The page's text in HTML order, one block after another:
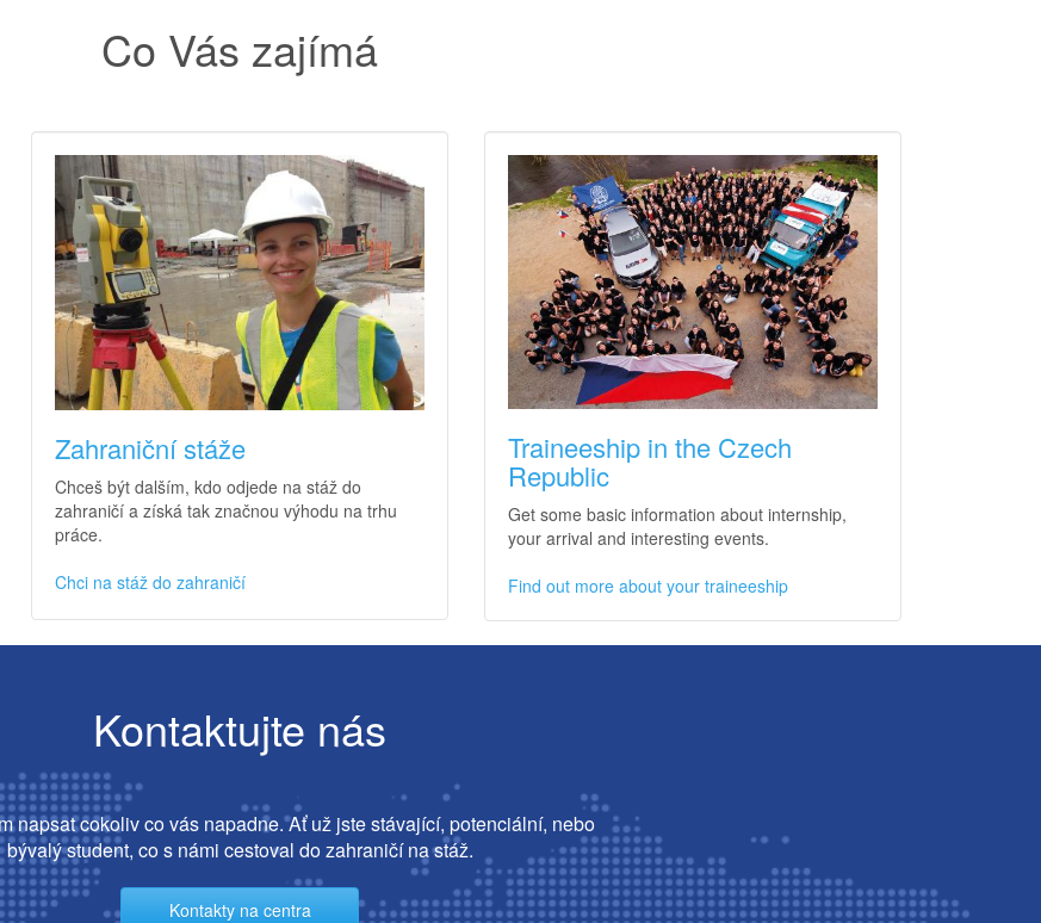
Co Vás zajímá
Zahraniční stáže
Chceš být dalším, kdo odjede na stáž do
zahraničí a získá tak značnou výhodu na trhu
práce.
Chci na stáž do zahraničí
Traineeship in the Czech
Republic
Get some basic information about internship,
your arrival and interesting events.
Find out more about your traineeship
Kontaktujte nás
napsat cokoliv co vás napadne. Ať už jste stávající, potenciální, nebo
bývalý student, co s námi cestoval do zahraničí na stáž.
Kontakty na centra